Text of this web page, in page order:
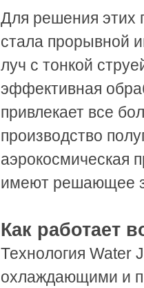
Для решения этих
стала прорывной
луч с тонкой
эффективная
привлекает все
производство
аэрокосмическая
имеют решающее
Как работает
Технология Water
охлаждающими и